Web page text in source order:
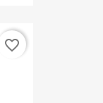
favorite_border